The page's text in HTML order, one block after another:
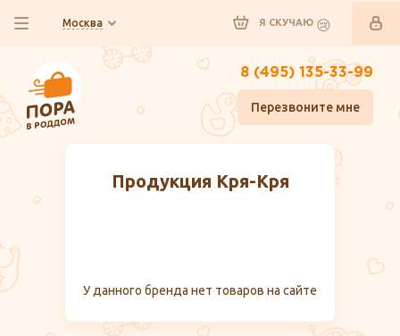
Москва Я СКУЧАЮ
8 (495) 135-33-99
Перезвоните мне
Продукция Кря-Кря
У данного бренда нет товаров на сайте